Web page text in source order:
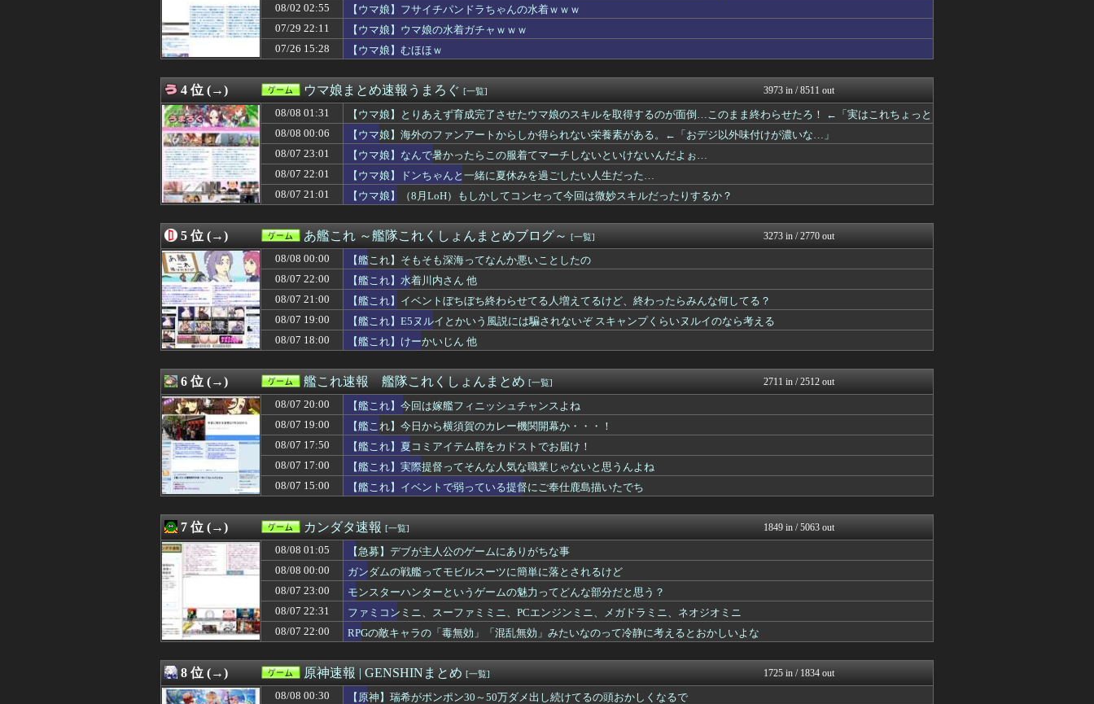
08/07 22:30
【ゼンゼロ】クラレッタまた電気かよ 完全に炎だが大人の事情で電気になったな
08/07 22:30
【遊戯王OCG情報】UTILITY SELECTION収録『ダーク・アームド・...
スターライト速報 -遊戯王...
08/07 22:25
【画像】手塚の必殺技、卑怯すぎるｗｗ
ゲーム魔人
08/07 22:08
【ウマ娘】マックちゃんたまに育成すると可愛さにビビるんだよね
08/07 22:00
チー牛ってなんでPCとか無駄に光らせるの好きなの？
ゆるゲーマー遅報
08/07 22:00
【艦これ】水着川内さん 他
あ艦これ ～艦隊これくしょ...
08/07 22:00
ほの暮しの庭 Switch2 21965本 Switch 12458本
Y速報
08/07 22:00
格闘タイプって何故か人型のポケモンばっかだったけど最近はこういう人型に囚われな...
アルセウス速報＠ポケモンま...
08/07 22:00
面白い単発モノのアニメ映画教えて欲しい
けおけお速報
08/07 22:00
RPGの敵キャラの「毒無効」「混乱無効」みたいなのって冷静に考えるとおかしいよ...
08/07 21:33
【FF14】Switch2版初心者さん「どのサーバーがお勧めですか？」有識者「...
08/07 21:30
【原神】先行動画のオデット強過ぎだろ 瑞希オデットが予想以上に使えそうで良かっ...
原神速報 | GENSHI...
08/07 21:30
【悲報】ファイアーエンブレム最新作、キャラクターカスタマイズで「あなたの姿を選...
08/07 21:30
『スーパーマリオサンシャイン』とかいう神ゲー
カンダタ速報
08/07 21:05
古参ゲーマー「攻略サイト見てプレイしてわざわざつまらなくしてどうするの？」←こ...
げぇ速
08/07 21:01
【ウマ娘】タイシンのフィギュアからしか摂れない栄養素がある
08/07 21:01
【ウマ娘】（8月LoH）もしかしてコンセって今回は微妙スキルだったりするか？
ウマ娘まとめ速報うまろぐ
08/07 21:00
【艦これ】イベントぼちぼち終わらせてる人増えてるけど、終わったらみんな何してる...
あ艦これ ～艦隊これくしょ...
08/07 21:00
「ファミコンミニ」「スーファミミニ」「PCエンジンミニ」「メガドラミニ」「ネオ...
ゆるゲーマー遅報
08/07 21:00
【遊戯王OCGフラゲ】ユーティリティセレクションの3箱開封結果画像
スターライト速報 -遊戯王...
08/07 21:00
【東方】「黙ってれば美人」をこれ以上なく体現する女
2ch東方スレ観測所
08/07 21:00
ソニーAAA『マーベル闘魂』、同接2.4万の大盛況ｗｗｗｗｗｗ
08/07 21:00
【ウマ娘】同期相手にあまりにも容赦のないスペちゃん
08/07 21:00
古参ゲーマー「攻略サイト見てプレイしてわざわざつまらなくしてどうするの？」←こ...
カンダタ速報
08/07 20:47
【悲報】はらぺこあおむしな娘、見つかるｗｗｗｗｗｗｗ
08/07 20:33
【遊戯王】四属性対応の「スパイラル」が弱いのはしゃーない
遊戯王マスターデュエルまと...
08/07 20:32
IGN「任天堂は魂を失いつつあるしょぼい会社」
mutyunのゲーム+αブ...
08/07 20:31
ゲームってキャラが一番重要じゃね？？？
08/07 20:30
【遊戯王ラッシュデュエル情報】君臨のヘッドライナーに「ヘルシィ・オリビア」が新...
08/07 20:25
割と批判されてるけどエルデンDLCも面白かったよね？ ミケラダ以外は
ゲーム魔人
08/07 20:05
『モンハン』最糞モンスター、決まる
08/07 20:02
カプコン2027年3月期 第1四半期決算発表、「ストリートファイター6」の販売...
チゲ速
08/07 20:01
2027年春発売予定『FINAL FANTASY VII REVELATION...
08/07 20:00
【遊戯王ラッシュデュエル情報】君臨のヘッドライナーに「放課後に聞こえるピアノの...
08/07 20:00
【ウマ娘】先頭が好きな方のスズカと戦闘が好きな方のスズカ
パカ娘速報！！ウマ娘まとめ...
08/07 20:00
【8月LOH】ドトウの金スキルはどれ取ったほうがいい？
ウマ娘うまぴょい速報
08/07 20:00
『ファイナルファタジー9』とかいうとんでもない名作
08/07 20:00
【艦これ】今回は嫁艦フィニッシュチャンスよね
08/07 20:00
『機動戦士ガンダム 第08MS小隊』サンダースは頼れる男
けおけお速報
08/07 19:32
GTA6最新映像をネトフリで最速公開するよ！→なぜかXで大炎上中wwwwwww...
mutyunのゲーム+αブ...
08/07 19:30
バンナム「ガンダム656億、ワンピ378億、DB299億、NARUTO73億、...
Y速報
08/07 19:25
【FF14】最適化対応後のSwitch2版のロード時間、爆速になる！！Swit...
08/07 19:08
【ウマ娘】家庭環境がトップクラスにお辛いシャカール
08/02 02:55
【ウマ娘】フサイチパンドラちゃんの水着ｗｗｗ
07/29 22:11
【ウマ娘】ウマ娘の水着ガチャｗｗｗ
07/26 15:28
【ウマ娘】むほほｗ
4 位 (→) ウマ娘まとめ速報うまろぐ [一覧] 3973 in / 8511 out
08/08 01:31
【ウマ娘】とりあえず育成完了させたウマ娘のスキルを取得するのが面倒…このまま終わらせたろ！ ←「実はこれちょっと
損してるぞ」
08/08 00:06
【ウマ娘】海外のファンアートからしか得られない栄養素がある。←「おデジ以外味付けが濃いな…」
08/07 23:01
【ウマ娘】なんで暑かったらこの服着てマーチしないといけないんだよぉ…
08/07 22:01
【ウマ娘】ドンちゃんと一緒に夏休みを過ごしたい人生だった…
08/07 21:01
【ウマ娘】（8月LoH）もしかしてコンセって今回は微妙スキルだったりするか？
5 位 (→) あ艦これ ～艦隊これくしょんまとめブログ～ [一覧] 3273 in / 2770 out
08/08 00:00
【艦これ】そもそも深海ってなんか悪いことしたの
08/07 22:00
【艦これ】水着川内さん 他
08/07 21:00
【艦これ】イベントぼちぼち終わらせてる人増えてるけど、終わったらみんな何してる？
08/07 19:00
【艦これ】E5ヌルイとかいう風説には騙されないぞ スキャンプくらいヌルイのなら考える
08/07 18:00
【艦これ】けーかいじん 他
6 位 (→) 艦これ速報 艦隊これくしょんまとめ [一覧] 2711 in / 2512 out
08/07 20:00
【艦これ】今回は嫁艦フィニッシュチャンスよね
08/07 19:00
【艦これ】今日から横須賀のカレー機関開幕か・・・！
08/07 17:50
【艦これ】夏コミアイテム群をカドストでお届け！
08/07 17:00
【艦これ】実際提督ってそんな人気な職業じゃないと思うんよね
08/07 15:00
【艦これ】イベントで弱っている提督にご奉仕鹿島描いたでち
7 位 (→) カンダタ速報 [一覧] 1849 in / 5063 out
08/08 01:05
【急募】デブが主人公のゲームにありがちな事
08/08 00:00
ガンダムの戦艦ってモビルスーツに簡単に落とされるけど
08/07 23:00
モンスターハンターというゲームの魅力ってどんな部分だと思う？
08/07 22:31
ファミコンミニ、スーファミミニ、PCエンジンミニ、メガドラミニ、ネオジオミニ
08/07 22:00
RPGの敵キャラの「毒無効」「混乱無効」みたいなのって冷静に考えるとおかしいよな
8 位 (→) 原神速報 | GENSHINまとめ [一覧] 1725 in / 1834 out
08/08 00:30
【原神】瑞希がポンポン30～50万ダメ出し続けてるの頭おかしくなるで